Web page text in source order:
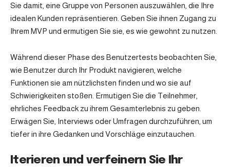
Sie damit, eine Gruppe von Personen auszuwählen, die Ihre
idealen Kunden repräsentieren. Geben Sie ihnen Zugang zu
Ihrem MVP und ermutigen Sie sie, es wie gewohnt zu nutzen.
Während dieser Phase des Benutzertests beobachten Sie,
wie Benutzer durch Ihr Produkt navigieren, welche
Funktionen sie am nützlichsten finden und wo sie auf
Schwierigkeiten stoßen. Ermutigen Sie die Teilnehmer,
ehrliches Feedback zu ihrem Gesamterlebnis zu geben.
Erwägen Sie, Interviews oder Umfragen durchzuführen, um
tiefer in ihre Gedanken und Vorschläge einzutauchen.
Iterieren und verfeinern Sie Ihr